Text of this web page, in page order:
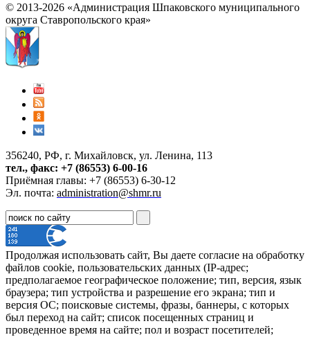
© 2013-2026 «Администрация Шпаковского муниципального
округа Ставропольского края»
356240, РФ, г. Михайловск, ул. Ленина, 113
тел., факс: +7 (86553) 6-00-16
Приёмная главы: +7 (86553) 6-30-12
Эл. почта: administration@shmr.ru
Продолжая использовать сайт, Вы даете согласие на обработку
файлов cookie, пользовательских данных (IP-адрес;
предполагаемое географическое положение; тип, версия, язык
браузера; тип устройства и разрешение его экрана; тип и
версия ОС; поисковые системы, фразы, баннеры, с которых
был переход на сайт; список посещенных страниц и
проведенное время на сайте; пол и возраст посетителей;